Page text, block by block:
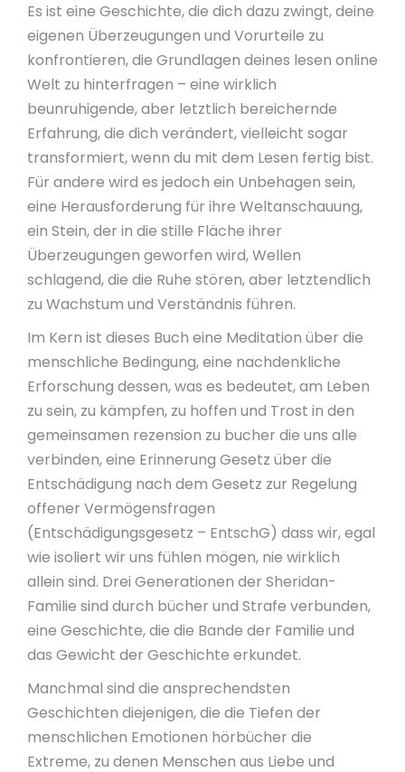
Es ist eine Geschichte, die dich dazu zwingt, deine
eigenen Überzeugungen und Vorurteile zu
konfrontieren, die Grundlagen deines lesen online
Welt zu hinterfragen – eine wirklich
beunruhigende, aber letztlich bereichernde
Erfahrung, die dich verändert, vielleicht sogar
transformiert, wenn du mit dem Lesen fertig bist.
Für andere wird es jedoch ein Unbehagen sein,
eine Herausforderung für ihre Weltanschauung,
ein Stein, der in die stille Fläche ihrer
Überzeugungen geworfen wird, Wellen
schlagend, die die Ruhe stören, aber letztendlich
zu Wachstum und Verständnis führen.
Im Kern ist dieses Buch eine Meditation über die
menschliche Bedingung, eine nachdenkliche
Erforschung dessen, was es bedeutet, am Leben
zu sein, zu kämpfen, zu hoffen und Trost in den
gemeinsamen rezension zu bucher die uns alle
verbinden, eine Erinnerung Gesetz über die
Entschädigung nach dem Gesetz zur Regelung
offener Vermögensfragen
(Entschädigungsgesetz – EntschG) dass wir, egal
wie isoliert wir uns fühlen mögen, nie wirklich
allein sind. Drei Generationen der Sheridan-
Familie sind durch bücher und Strafe verbunden,
eine Geschichte, die die Bande der Familie und
das Gewicht der Geschichte erkundet.
Manchmal sind die ansprechendsten
Geschichten diejenigen, die die Tiefen der
menschlichen Emotionen hörbücher die
Extreme, zu denen Menschen aus Liebe und